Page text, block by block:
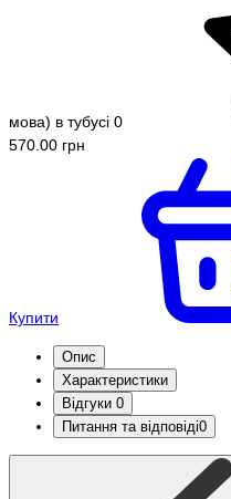
мова) в тубусі 0
570.00 грн
Купити
Опис
Характеристики
Відгуки 0
Питання та відповіді0